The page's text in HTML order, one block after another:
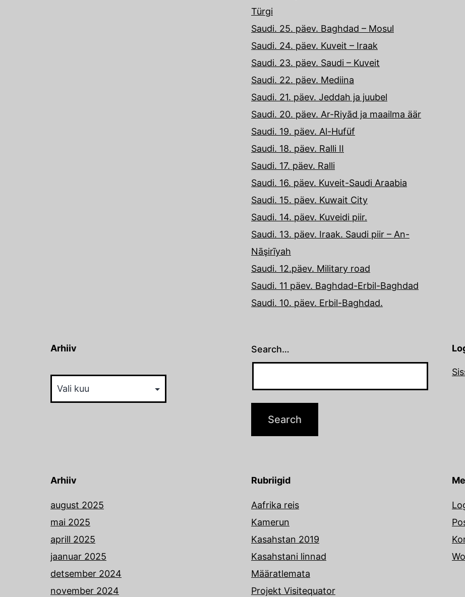
Türgi
Saudi. 25. päev. Baghdad – Mosul
Saudi. 24. päev. Kuveit – Iraak
Saudi. 23. päev. Saudi – Kuveit
Saudi. 22. päev. Mediina
Saudi. 21. päev. Jeddah ja juubel
Saudi. 20. päev. Ar-Riyād ja maailma äär
Saudi. 19. päev. Al-Hufüf
Saudi. 18. päev. Ralli II
Saudi. 17. päev. Ralli
Saudi. 16. päev. Kuveit-Saudi Araabia
Saudi. 15. päev. Kuwait City
Saudi. 14. päev. Kuveidi piir.
Saudi. 13. päev. Iraak. Saudi piir – An-
Nāşirīyah
Saudi. 12.päev. Military road
Saudi. 11 päev. Baghdad-Erbil-Baghdad
Saudi. 10. päev. Erbil-Baghdad.
Arhiiv Search…
Arhiiv
august 2025
mai 2025
aprill 2025
jaanuar 2025
detsember 2024
november 2024
Rubriigid
Aafrika reis
Kamerun
Kasahstan 2019
Kasahstani linnad
Määratlemata
Projekt Visitequator